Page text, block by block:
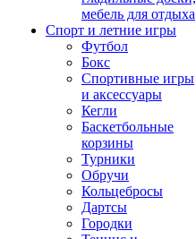
мебель для отдыха
Спорт и летние игры
Футбол
Бокс
Спортивные игры
и аксессуары
Кегли
Баскетбольные
корзины
Турники
Обручи
Кольцебросы
Дартсы
Городки